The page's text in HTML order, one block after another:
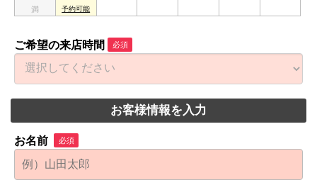
ご希望の来店時間 必須
お客様情報を入力
お名前 必須